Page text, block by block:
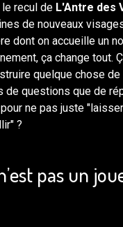
le recul de L'Antre des
de nouveaux
dont on accueille un
ça change tout.
quelque chose
de questions que de
ne pas juste
?
pas un